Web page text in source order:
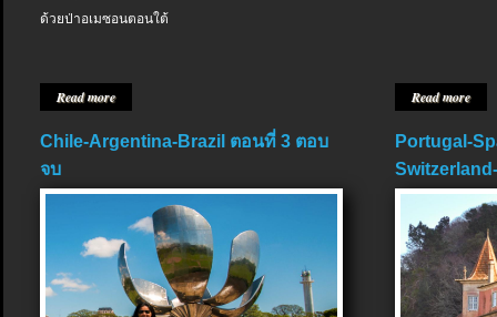
ด้วยป่าอเมซอนตอนใต้
Read more Read more
Chile-Argentina-Brazil ตอนที่ 3 ตอบ
จบ
Portugal-